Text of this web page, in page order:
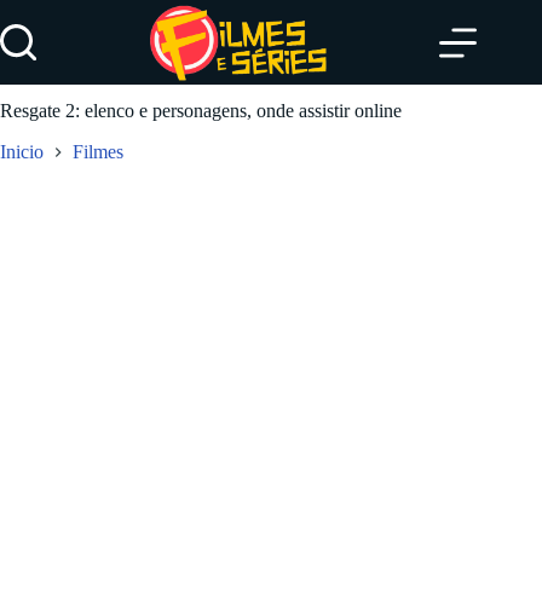
para
o
Resgate 2: elenco e personagens, onde assistir online
Inicio Filmes